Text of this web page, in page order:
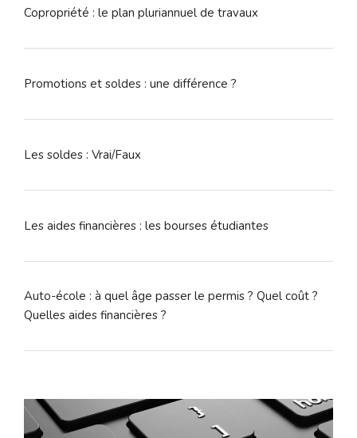
Copropriété : le plan pluriannuel de travaux
Promotions et soldes : une différence ?
Les soldes : Vrai/Faux
Les aides financières : les bourses étudiantes
Auto-école : à quel âge passer le permis ? Quel coût ?
Quelles aides financières ?